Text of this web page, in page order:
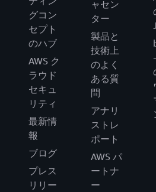
グコン
セプト
のハブ
AWS ク
ラウド
セキュ
リティ
最新情
報
ブログ
プレス
リリー
ャセン
ター
製品と
技術上
のよく
ある質
問
アナリ
ストレ
ポート
AWS パ
ートナ
ー